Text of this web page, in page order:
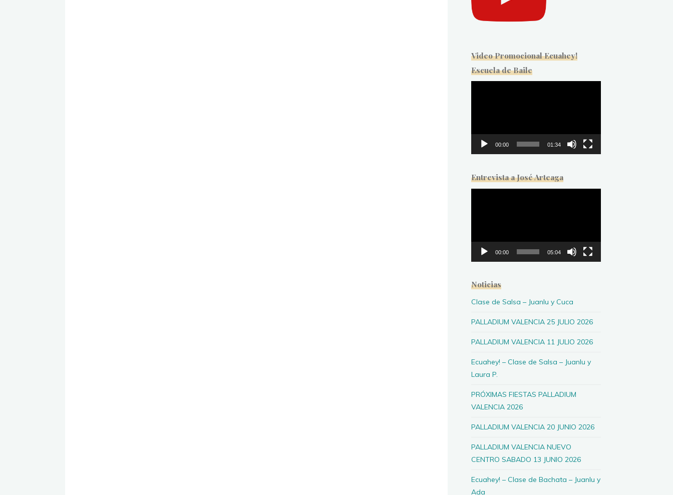
Video Promocional Ecuahey!
Escuela de Baile
00:00 01:34
Entrevista a José Arteaga
00:00 05:04
Noticias
Clase de Salsa – Juanlu y Cuca
PALLADIUM VALENCIA 25 JULIO 2026
PALLADIUM VALENCIA 11 JULIO 2026
Ecuahey! – Clase de Salsa – Juanlu y
Laura P.
PRÓXIMAS FIESTAS PALLADIUM
VALENCIA 2026
PALLADIUM VALENCIA 20 JUNIO 2026
PALLADIUM VALENCIA NUEVO
CENTRO SABADO 13 JUNIO 2026
Ecuahey! – Clase de Bachata – Juanlu y
Ada